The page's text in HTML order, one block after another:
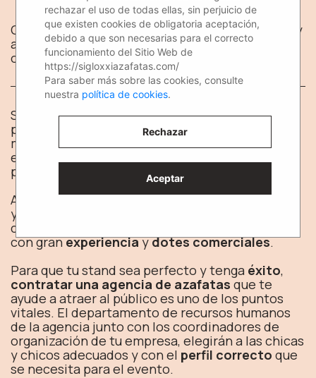
Gana más visibilidad con un equipo de azafatas y
azafatos que te ayuden para atraer al público
objetivo deseado.
Si tienes pensado ir a unaferiapara
promocionar tu empresa, una de las maneras
más comunes de poder estar allí es teniendo un
espacio donde poder tener un stand para
promocionar tu marca y empresa.
Además de tener un stand que llame la atención
y que atraiga al
contar con un
con granexperienciaydotes comerciales.
Para que tu stand sea perfecto y tenga éxito,
contratar una agencia de azafatas que te
ayude a atraer al público es uno de los puntos
vitales. El departamento de recursos humanos
de la agencia junto con los coordinadores de
organización de tu empresa, elegirán a las chicas
y chicos adecuados y con el perfil correcto que
se necesita para el evento.
rechazar el uso de todas ellas, sin perjuicio de
que existen cookies de obligatoria aceptación,
debido a que son necesarias para el correcto
funcionamiento del Sitio Web de
https://sigloxxiazafatas.com/
Para saber más sobre las cookies, consulte
nuestra política de cookies.
Rechazar
Aceptar